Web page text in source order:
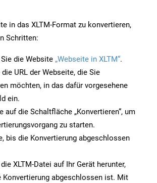
in das XLTM-Format zu konvertieren,
Schritten:
die Website „Webseite in XLTM“.
die URL der Webseite, die Sie
möchten, in das dafür vorgesehene
ein.
auf die Schaltfläche „Konvertieren“, um
zu starten.
bis die Konvertierung abgeschlossen
XLTM-Datei auf Ihr Gerät herunter,
Konvertierung abgeschlossen ist. Mit